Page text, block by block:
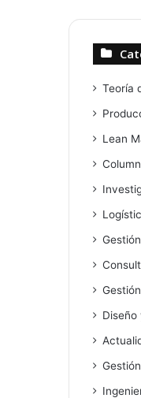
Teoría
Lean